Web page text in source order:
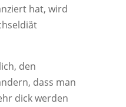
hat, wird
den
dass man
dick werden